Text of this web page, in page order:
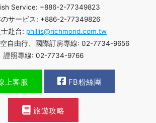
Service: +886-2-77349823
のサービス: +886-2-77349826
赴台: phillis@richmond.com.tw
自由行、國際訂房專線: 02-7734-9656
證照專線: 02-7734-9766
上客服 FB粉絲團
旅遊攻略